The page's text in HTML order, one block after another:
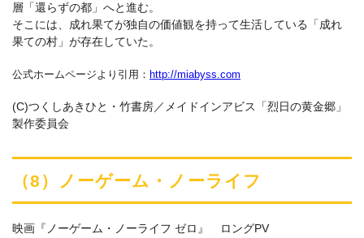
層「還らずの都」へと進む。
そこには、成れ果てが独自の価値観を持って生活している「成れ
果ての村」が存在していた。
公式ホームページより引用： http://miabyss.com
(C)つくしあきひと・竹書房／メイドインアビス「烈日の黄金郷」
製作委員会
（8）ノーゲーム・ノーライフ
映画『ノーゲーム・ノーライフ ゼロ』 ロングPV